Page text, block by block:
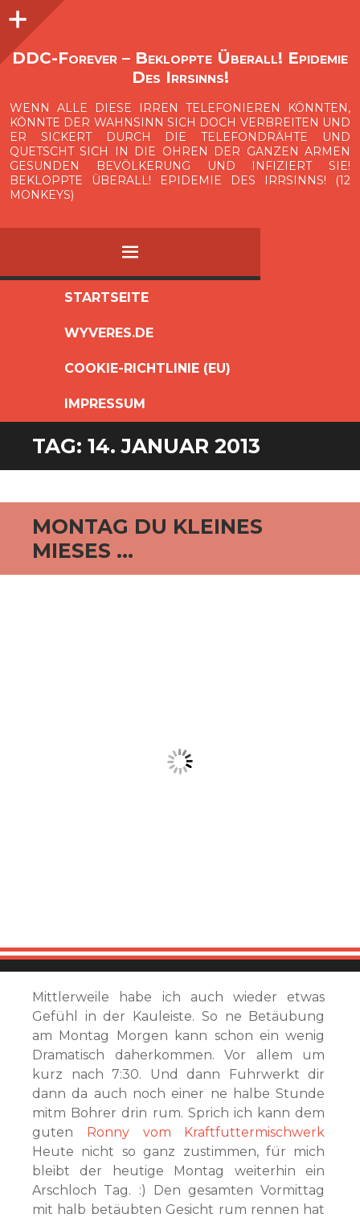
O
p
e
n
i
d
e
b
a
DDC-Forever – Bekloppte Überall! Epidemie
Des Irrsinns!
WENN ALLE DIESE IRREN TELEFONIEREN KÖNNTEN,
KÖNNTE DER WAHNSINN SICH DOCH VERBREITEN UND
ER SICKERT DURCH DIE TELEFONDRÄHTE UND
QUETSCHT SICH IN DIE OHREN DER GANZEN ARMEN
GESUNDEN BEVÖLKERUNG UND INFIZIERT SIE!
BEKLOPPTE ÜBERALL! EPIDEMIE DES IRRSINNS! (12
MONKEYS)
MENÜ
SPRINGEN
STARTSEITE
WYVERES.DE
COOKIE-RICHTLINIE (EU)
IMPRESSUM
Seitenleiste
TAG: 14. JANUAR 2013
MONTAG DU KLEINES
MIESES …
Mittlerweile habe ich auch wieder etwas
Gefühl in der Kauleiste. So ne Betäubung
am Montag Morgen kann schon ein wenig
Dramatisch daherkommen. Vor allem um
kurz nach 7:30. Und dann Fuhrwerkt dir
dann da auch noch einer ne halbe Stunde
mitm Bohrer drin rum. Sprich ich kann dem
guten Ronny vom Kraftfuttermischwerk
Heute nicht so ganz zustimmen, für mich
bleibt der heutige Montag weiterhin ein
Arschloch Tag. :) Den gesamten Vormittag
mit halb betäubten Gesicht rum rennen hat